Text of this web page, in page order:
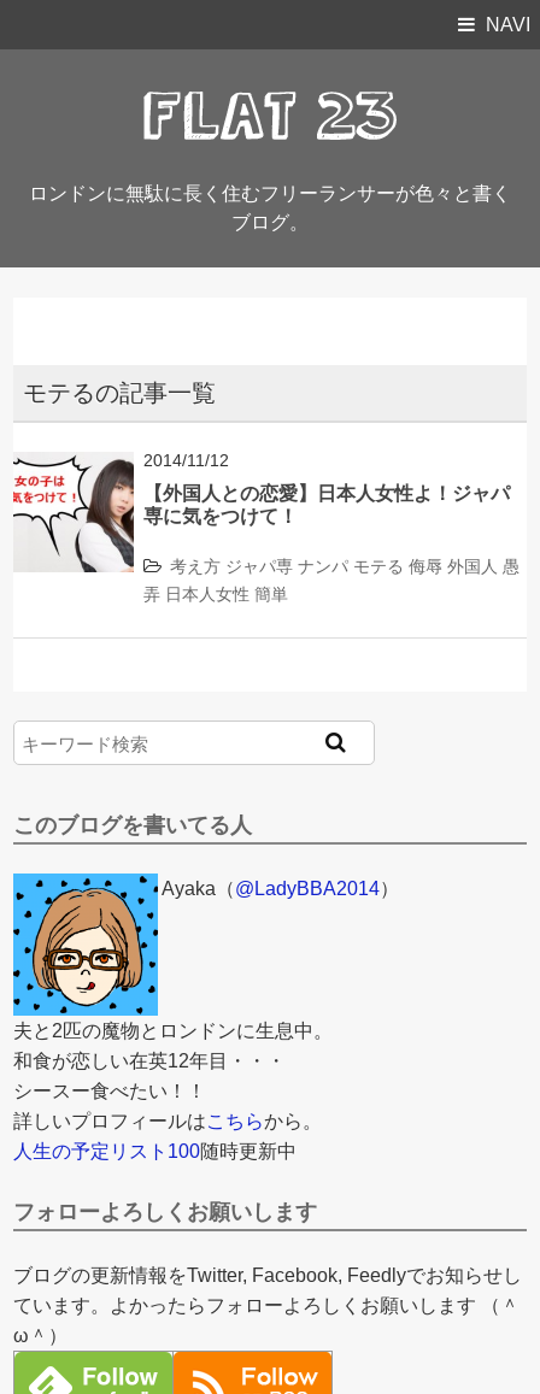
NAVI
ロンドンに無駄に長く住むフリーランサーが色々と書く
ブログ。
モテるの記事一覧
2014/11/12
【外国人との恋愛】日本人女性よ！ジャパ
専に気をつけて！
考え方 ジャパ専 ナンパ モテる 侮辱 外国人 愚
弄 日本人女性 簡単
このブログを書いてる人
Ayaka（@LadyBBA2014）
夫と2匹の魔物とロンドンに生息中。
和食が恋しい在英12年目・・・
シースー食べたい！！
詳しいプロフィールはこちらから。
人生の予定リスト100随時更新中
フォローよろしくお願いします
ブログの更新情報をTwitter, Facebook, Feedlyでお知らせし
ています。よかったらフォローよろしくお願いします （＾
ω＾）